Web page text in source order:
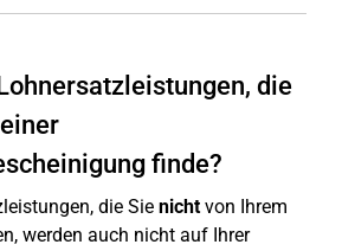
die
finde?
die Sie nichtvon Ihrem
werden auch nicht auf Ihrer